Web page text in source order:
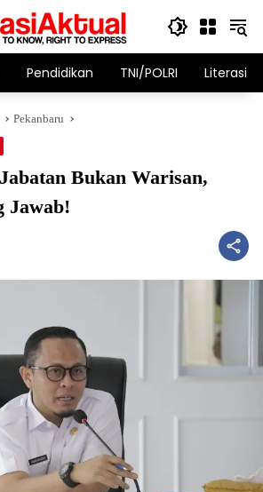
Pendidikan TNI/POLRI Literasi
Pekanbaru
Bukan Warisan,
Jawab!